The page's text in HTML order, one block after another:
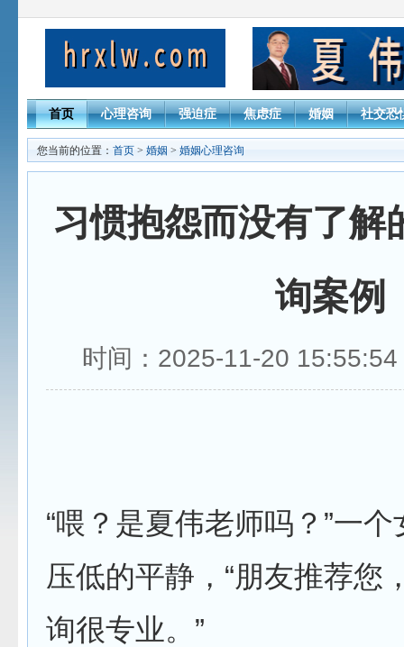
首页 心理咨询 强迫症 焦虑症 婚姻 社交恐
您当前的位置： 首页 > 婚姻 > 婚姻心理咨询
习惯抱怨而没有了解
询案例
时间：2025-11-20
“喂？是夏伟老师吗？”一
压低的平静，“朋友推荐您
询很专业。”